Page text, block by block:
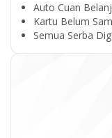
Auto Cuan
Kartu Belum
Semua Serba